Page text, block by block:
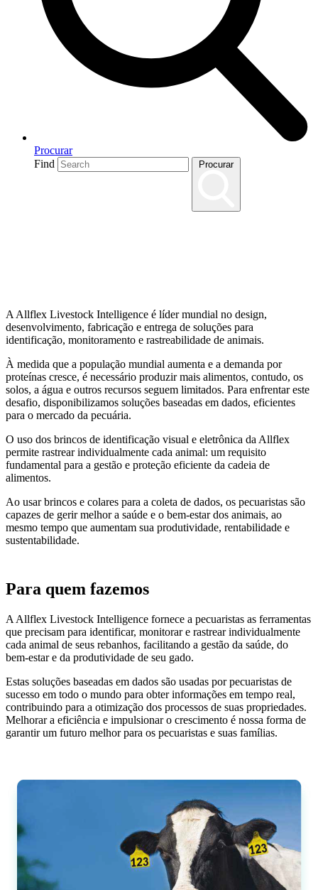
Procurar
Find
Procurar
A Allflex Livestock Intelligence é líder mundial no design,
desenvolvimento, fabricação e entrega de soluções para
identificação, monitoramento e rastreabilidade de animais.
À medida que a população mundial aumenta e a demanda por
proteínas cresce, é necessário produzir mais alimentos, contudo, os
solos, a água e outros recursos seguem limitados. Para enfrentar este
desafio, disponibilizamos soluções baseadas em dados, eficientes
para o mercado da pecuária.
O uso dos brincos de identificação visual e eletrônica da Allflex
permite rastrear individualmente cada animal: um requisito
fundamental para a gestão e proteção eficiente da cadeia de
alimentos.
Ao usar brincos e colares para a coleta de dados, os pecuaristas são
capazes de gerir melhor a saúde e o bem-estar dos animais, ao
mesmo tempo que aumentam sua produtividade, rentabilidade e
sustentabilidade.
Para quem fazemos
A Allflex Livestock Intelligence fornece a pecuaristas as ferramentas
que precisam para identificar, monitorar e rastrear individualmente
cada animal de seus rebanhos, facilitando a gestão da saúde, do
bem-estar e da produtividade de seu gado.
Estas soluções baseadas em dados são usadas por pecuaristas de
sucesso em todo o mundo para obter informações em tempo real,
contribuindo para a otimização dos processos de suas propriedades.
Melhorar a eficiência e impulsionar o crescimento é nossa forma de
garantir um futuro melhor para os pecuaristas e suas famílias.